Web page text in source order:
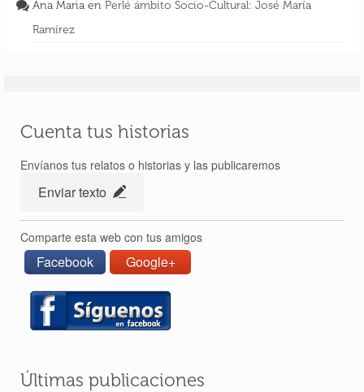
Ana Maria en Perlé ámbito Socio-Cultural: José María
Ramírez
Cuenta tus historias
Envíanos tus relatos o historias y las publicaremos
Enviar texto
Comparte esta web con tus amigos
Facebook Google+
Últimas publicaciones